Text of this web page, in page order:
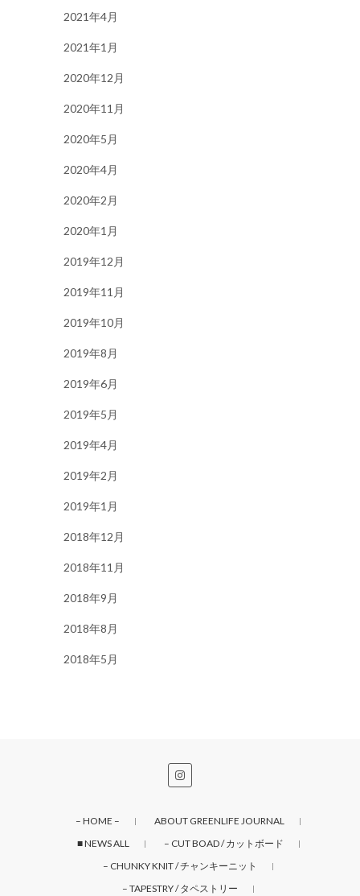
2021年4月
2021年1月
2020年12月
2020年11月
2020年5月
2020年4月
2020年2月
2020年1月
2019年12月
2019年11月
2019年10月
2019年8月
2019年6月
2019年5月
2019年4月
2019年2月
2019年1月
2018年12月
2018年11月
2018年9月
2018年8月
2018年5月
– HOME –
ABOUT GREENLIFE JOURNAL
■ NEWS ALL
– CUT BOAD / カットボード
– CHUNKY KNIT / チャンキーニット
– TAPESTRY / タペストリー